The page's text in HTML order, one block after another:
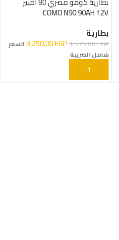
COMO N90 90AH 12V
بطارية
3.575,00EGP
3.250,00EGP
السعر
شامل الضريبة
إحجز البطارية